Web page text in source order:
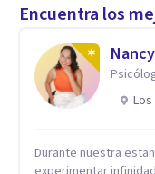
Encuentra los
Durante nuestra